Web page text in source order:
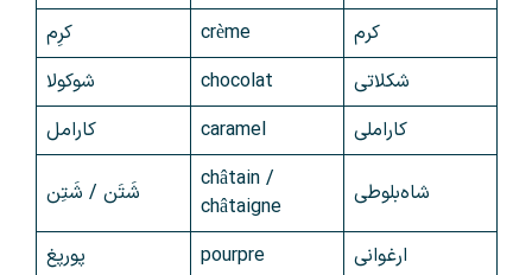
کرم
crème
کرِم
شکلاتی
chocolat
شوکولا
کاراملی
caramel کارامل
شاه‌بلوطی
châtain /
châtaigne
شَتَن / شَتِن
ارغوانی pourpre
پورپغ